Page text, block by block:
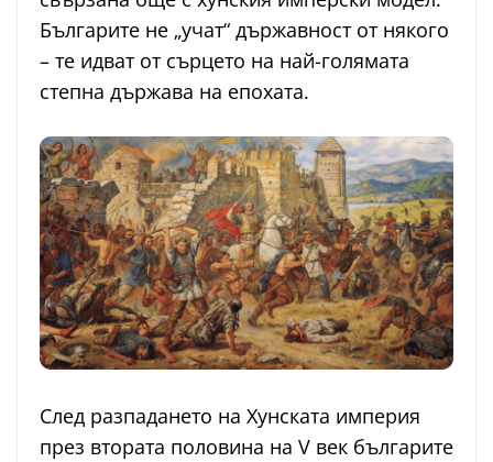
Българите не „учат“ държавност от някого
– те идват от сърцето на най-голямата
степна държава на епохата.
След разпадането на Хунската империя
през втората половина на V век българите